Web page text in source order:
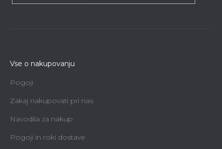
Vse o nakupovanju
Pogoji
Zakaj nakupovati pri nas
Navodila za nakup
Pogoji in roki dostave